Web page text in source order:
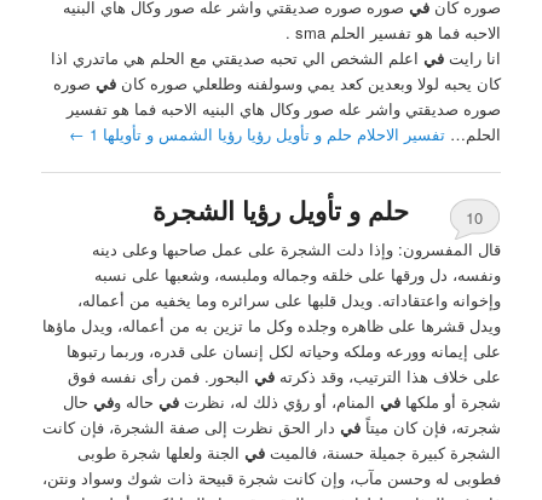
صوره كانفي صوره صوره صديقتي واشر عله صور وكال هاي البنيه
الاحبه فما هو تفسير الحلم sma .
انا رايتفي اعلم الشخص الي تحبه صديقتي مع الحلم هي ماتدري اذا
كان يحبه لولا وبعدين كعد يمي وسولفنه وطلعلي صوره كانفي صوره
صوره صديقتي واشر عله صور وكال هاي البنيه الاحبه فما هو تفسير
الحلم…تفسير الاحلام حلم و تأويل رؤيا رؤيا الشمس و تأويلها 1 ←
حلم و تأويل رؤيا الشجرة
10
قال المفسرون: وإذا دلت الشجرة على عمل صاحبها وعلى دينه
ونفسه، دل ورقها على خلقه وجماله وملبسه، وشعبها على نسبه
وإخوانه واعتقاداته. ويدل قلبها على سرائره وما يخفيه من أعماله،
ويدل قشرها على ظاهره وجلده وكل ما تزين به من أعماله، ويدل ماؤها
على إيمانه وورعه وملكه وحياته لكل إنسان على قدره، وربما رتبوها
على خلاف هذا الترتيب، وقد ذكرتهفي البحور. فمن رأى نفسه فوق
شجرة أو ملكهافي المنام، أو رؤي ذلك له، نظرتفي حاله وفي حال
شجرته، فإن كان ميتاًفي دار الحق نظرت إلى صفة الشجرة، فإن كانت
الشجرة كبيرة جميلة حسنة، فالميتفي الجنة ولعلها شجرة طوبى
فطوبى له وحسن مآب، وإن كانت شجرة قبيحة ذات شوك وسواد ونتن،